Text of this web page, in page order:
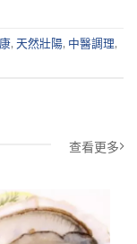
, 天然壯陽, 中醫調理,
查看更多